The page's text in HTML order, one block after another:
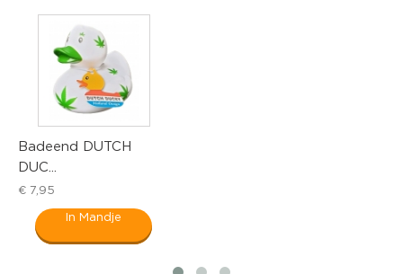
Badeend DUTCH
DUC...
€ 7,95
In Mandje